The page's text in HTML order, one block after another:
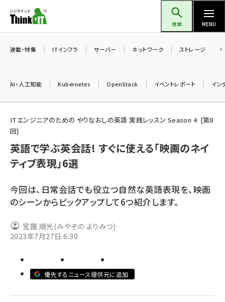
ン
ツ
検索 MENU
iot女子会 (2243)
北海道をのんびり旅する晴山佳須夫のヒント集！ (2000)
drupal (1921)
genai (1464)
ai crunch (1336)
連載・特集 ITインフラ サーバー ネットワーク ストレージ
AI・人工知能 Kubernetes OpenStack イベントレポート イン
ITエンジニアのための やりなおしの英語 実践レッスン Season 4 第8
回
英語で学ぶ英会話! すぐに使える「映画のネイ
ティブ表現」6選
今回は、日常会話でも役立つ自然な英語表現を、映画
のシーンからピックアップして6つ紹介します。
宮園 順光(みやぞの よりみつ)
2023年7月27日 6:30
優先するニュース提供元に追加